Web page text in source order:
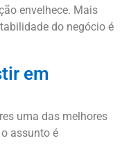
envelhece. Mais
do negócio é
em
uma das melhores
assunto é